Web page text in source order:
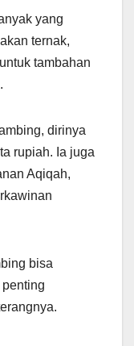
yang
ternak,
tambahan
dirinya
rupiah. Ia juga
Aqiqah,
bisa